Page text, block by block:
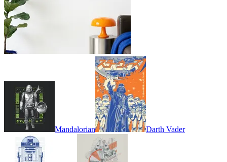
Mandalorian Darth Vader